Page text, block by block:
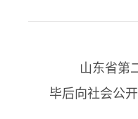
山东省第
毕后向社会公开